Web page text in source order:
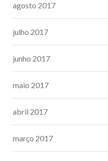
agosto 2017
julho 2017
junho 2017
maio 2017
abril 2017
março 2017